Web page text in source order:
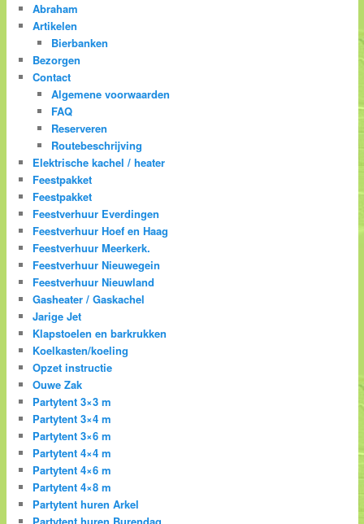
Abraham
Artikelen
Bierbanken
Bezorgen
Contact
Algemene voorwaarden
FAQ
Reserveren
Routebeschrijving
Elektrische kachel / heater
Feestpakket
Feestpakket
Feestverhuur Everdingen
Feestverhuur Hoef en Haag
Feestverhuur Meerkerk.
Feestverhuur Nieuwegein
Feestverhuur Nieuwland
Gasheater / Gaskachel
Jarige Jet
Klapstoelen en barkrukken
Koelkasten/koeling
Opzet instructie
Ouwe Zak
Partytent 3×3 m
Partytent 3×4 m
Partytent 3×6 m
Partytent 4×4 m
Partytent 4×6 m
Partytent 4×8 m
Partytent huren Arkel